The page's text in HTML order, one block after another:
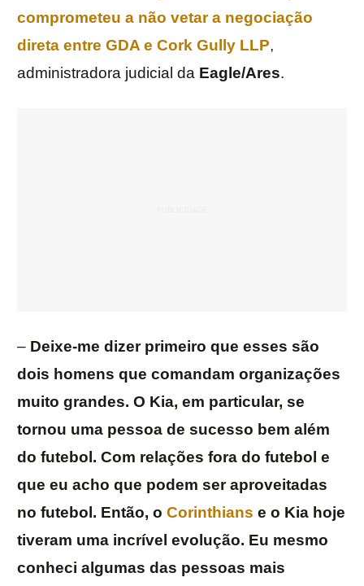
comprometeu a não vetar a negociação
direta entre GDA e Cork Gully LLP,
administradora judicial da Eagle/Ares.
– Deixe-me dizer primeiro que esses são
dois homens que comandam organizações
muito grandes. O Kia, em particular, se
tornou uma pessoa de sucesso bem além
do futebol. Com relações fora do futebol e
que eu acho que podem ser aproveitadas
no futebol. Então, o Corinthians e o Kia hoje
tiveram uma incrível evolução. Eu mesmo
conheci algumas das pessoas mais